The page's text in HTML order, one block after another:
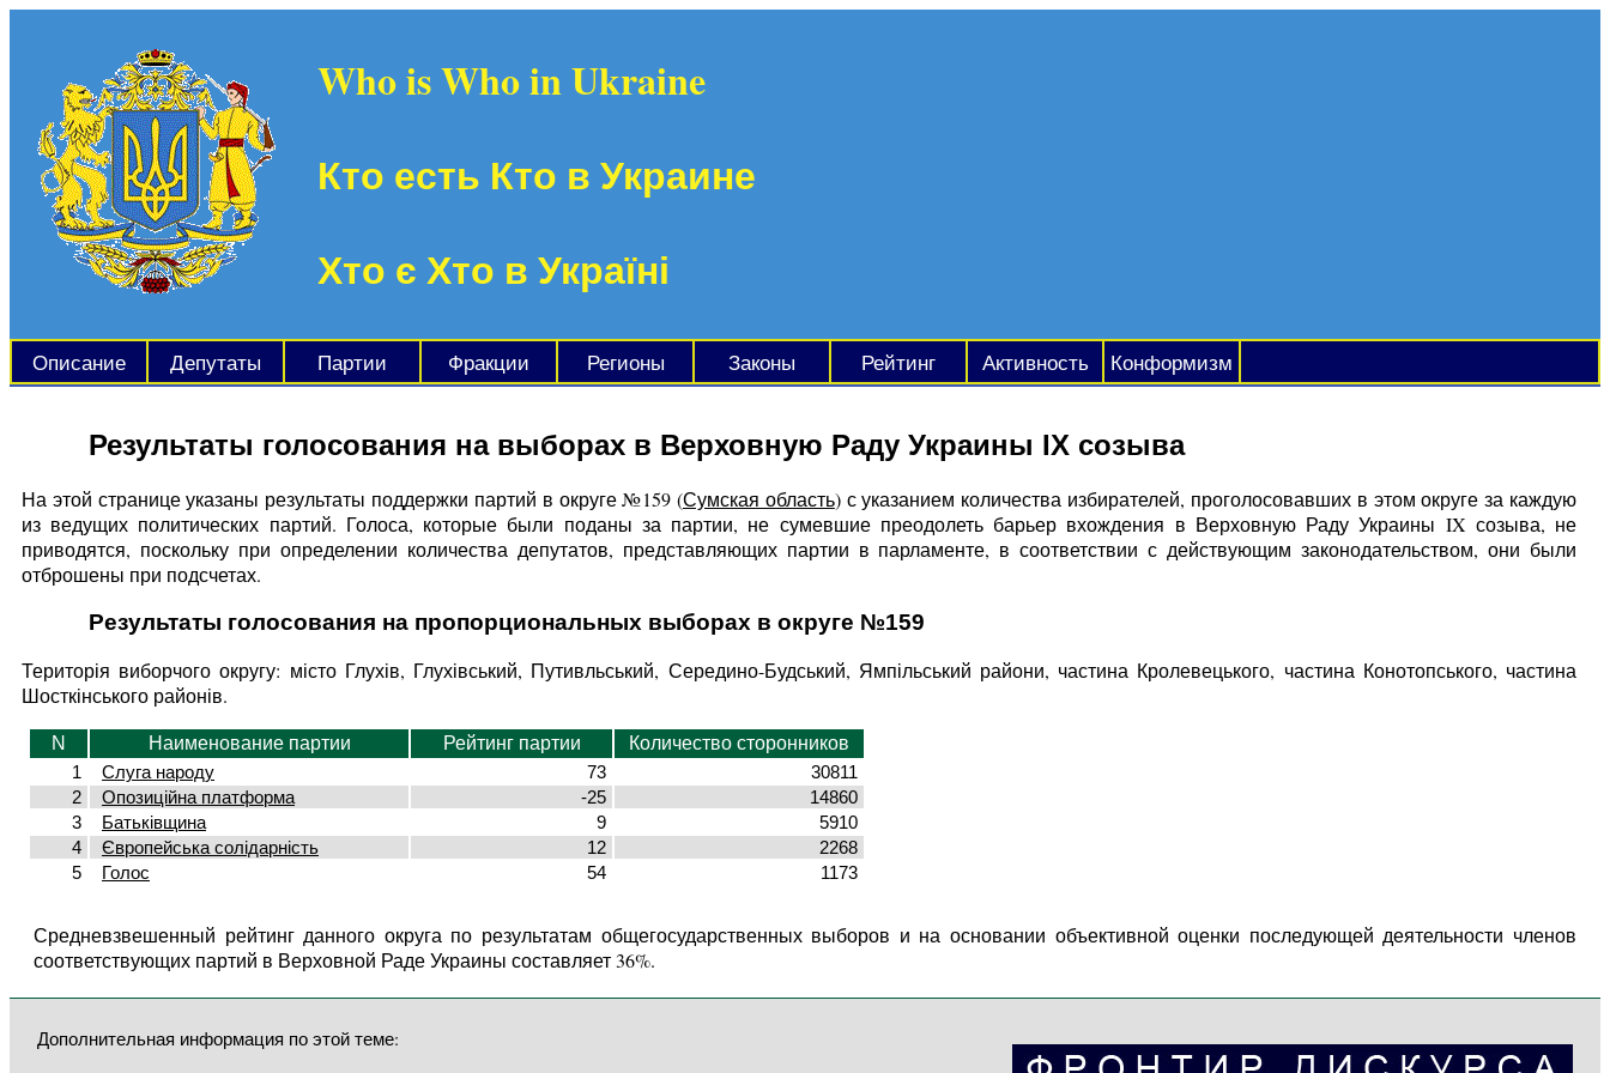
Who is Who in Ukraine
Кто есть Кто в Украине
Хто є Хто в Україні
Описание Депутаты Партии Фракции Регионы Законы Рейтинг Активность Конформизм
Результаты голосования на выборах в Верховную Раду Украины IX созыва
На этой странице указаны результаты поддержки партий в округе №159 (Сумская область) с указанием количества избирателей, проголосовавших в этом округе за каждую
из ведущих политических партий. Голоса, которые были поданы за партии, не сумевшие преодолеть барьер вхождения в Верховную Раду Украины IX созыва, не
приводятся, поскольку при определении количества депутатов, представляющих партии в парламенте, в соответствии с действующим законодательством, они были
отброшены при подсчетах.
Результаты голосования на пропорциональных выборах в округе №159
Територія виборчого округу: місто Глухів, Глухівський, Путивльський, Середино-Будський, Ямпільський райони, частина Кролевецького, частина Конотопського, частина
Шосткінського районів.
N Наименование партии Рейтинг партии
Количество сторонников
1
Слуга народу 73
30811
2
Опозиційна платформа -25
14860
3
Батьківщина 9
5910
4
Європейська солідарність 12
2268
5
Голос 54 1173
Средневзвешенный рейтинг данного округа по результатам общегосударственных выборов и на основании объективной оценки последующей деятельности членов
соответствующих партий в Верховной Раде Украины составляет 36%.
Дополнительная информация по этой теме: